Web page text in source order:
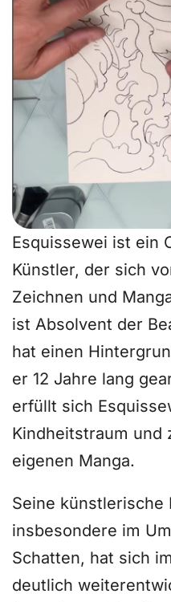
Esquissewei ist ein
Künstler, der sich
Zeichnen und
ist Absolvent der
hat einen
er 12 Jahre lang
erfüllt sich
Kindheitstraum und
eigenen Manga.
Seine künstlerische
insbesondere im
Schatten, hat sich
deutlich